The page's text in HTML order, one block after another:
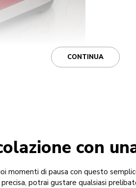
CONTINUA
con
momenti di pausa con questo
potrai gustare qualsiasi